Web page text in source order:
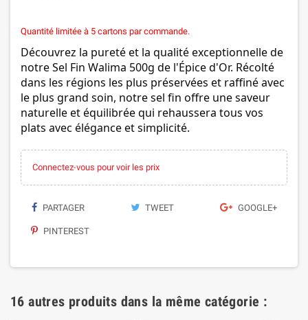
Quantité limitée à 5 cartons par commande.
Découvrez la pureté et la qualité exceptionnelle de
notre Sel Fin Walima 500g de l'Épice d'Or. Récolté
dans les régions les plus préservées et raffiné avec
le plus grand soin, notre sel fin offre une saveur
naturelle et équilibrée qui rehaussera tous vos
plats avec élégance et simplicité.
Connectez-vous pour voir les prix
PARTAGER TWEET GOOGLE+
PINTEREST
16 autres produits dans la même catégorie :